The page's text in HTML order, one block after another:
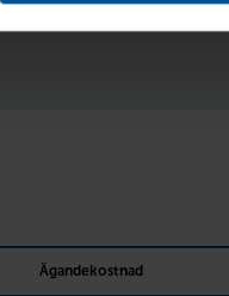
Ägandekostnad